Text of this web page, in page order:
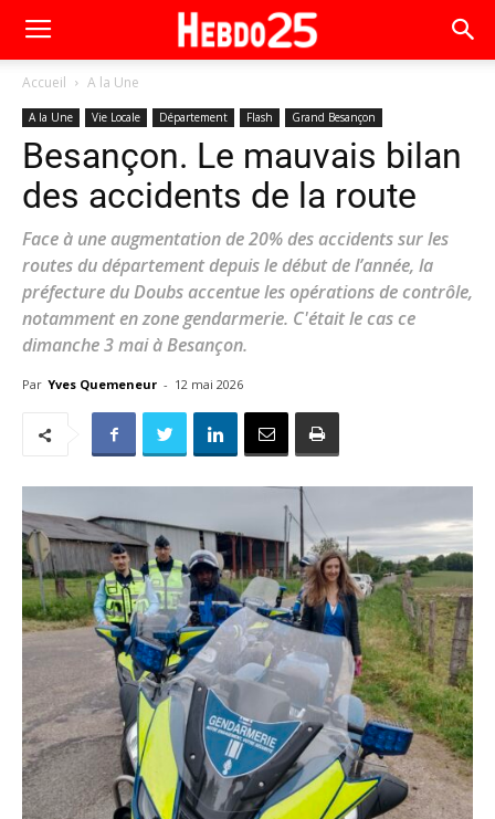
Accueil A la Une
A la Une Vie Locale Département Flash Grand Besançon
Besançon. Le mauvais bilan
des accidents de la route
Face à une augmentation de 20% des accidents sur les
routes du département depuis le début de l’année, la
préfecture du Doubs accentue les opérations de contrôle,
notamment en zone gendarmerie. C'était le cas ce
dimanche 3 mai à Besançon.
Par Yves Quemeneur - 12 mai 2026